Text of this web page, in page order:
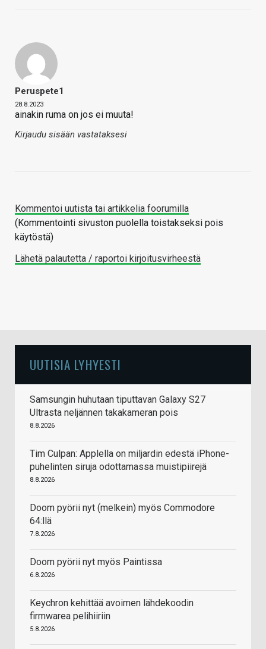
Peruspete1
28.8.2023
ainakin ruma on jos ei muuta!
Kirjaudu sisään vastataksesi
Kommentoi uutista tai artikkelia foorumilla
(Kommentointi sivuston puolella toistakseksi pois
käytöstä)
Lähetä palautetta / raportoi kirjoitusvirheestä
UUTISIA LYHYESTI
Samsungin huhutaan tiputtavan Galaxy S27
Ultrasta neljännen takakameran pois
8.8.2026
Tim Culpan: Applella on miljardin edestä iPhone-
puhelinten siruja odottamassa muistipiirejä
8.8.2026
Doom pyörii nyt (melkein) myös Commodore
64:llä
7.8.2026
Doom pyörii nyt myös Paintissa
6.8.2026
Keychron kehittää avoimen lähdekoodin
firmwarea pelihiiriin
5.8.2026